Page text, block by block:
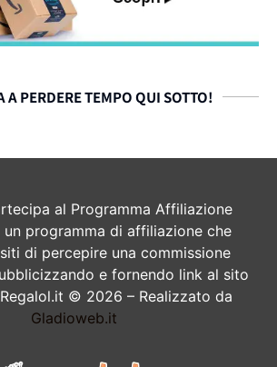
A PERDERE TEMPO QUI SOTTO!
al Programma Affiliazione
un programma di affiliazione che
di percepire una commissione
e fornendo link al sito
© 2026 – Realizzato da
Gladioweb.it